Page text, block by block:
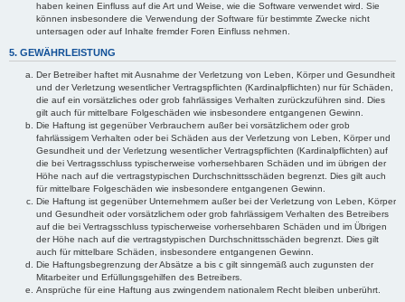
haben keinen Einfluss auf die Art und Weise, wie die Software verwendet wird. Sie
können insbesondere die Verwendung der Software für bestimmte Zwecke nicht
untersagen oder auf Inhalte fremder Foren Einfluss nehmen.
5. GEWÄHRLEISTUNG
Der Betreiber haftet mit Ausnahme der Verletzung von Leben, Körper und Gesundheit
und der Verletzung wesentlicher Vertragspflichten (Kardinalpflichten) nur für Schäden,
die auf ein vorsätzliches oder grob fahrlässiges Verhalten zurückzuführen sind. Dies
gilt auch für mittelbare Folgeschäden wie insbesondere entgangenen Gewinn.
Die Haftung ist gegenüber Verbrauchern außer bei vorsätzlichem oder grob
fahrlässigem Verhalten oder bei Schäden aus der Verletzung von Leben, Körper und
Gesundheit und der Verletzung wesentlicher Vertragspflichten (Kardinalpflichten) auf
die bei Vertragsschluss typischerweise vorhersehbaren Schäden und im übrigen der
Höhe nach auf die vertragstypischen Durchschnittsschäden begrenzt. Dies gilt auch
für mittelbare Folgeschäden wie insbesondere entgangenen Gewinn.
Die Haftung ist gegenüber Unternehmern außer bei der Verletzung von Leben, Körper
und Gesundheit oder vorsätzlichem oder grob fahrlässigem Verhalten des Betreibers
auf die bei Vertragsschluss typischerweise vorhersehbaren Schäden und im Übrigen
der Höhe nach auf die vertragstypischen Durchschnittsschäden begrenzt. Dies gilt
auch für mittelbare Schäden, insbesondere entgangenen Gewinn.
Die Haftungsbegrenzung der Absätze a bis c gilt sinngemäß auch zugunsten der
Mitarbeiter und Erfüllungsgehilfen des Betreibers.
Ansprüche für eine Haftung aus zwingendem nationalem Recht bleiben unberührt.